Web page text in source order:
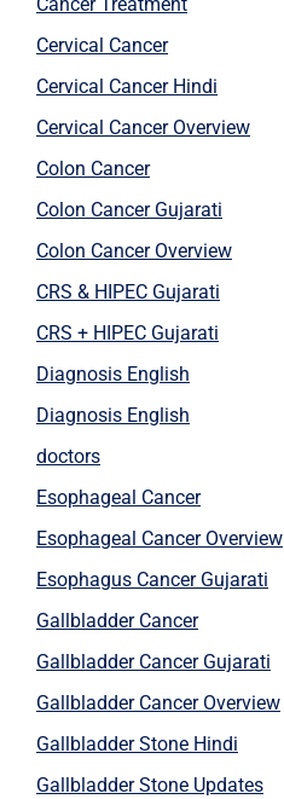
Cancer Treatment
Cervical Cancer
Cervical Cancer Hindi
Cervical Cancer Overview
Colon Cancer
Colon Cancer Gujarati
Colon Cancer Overview
CRS & HIPEC Gujarati
CRS + HIPEC Gujarati
Diagnosis English
Diagnosis English
doctors
Esophageal Cancer
Esophageal Cancer Overview
Esophagus Cancer Gujarati
Gallbladder Cancer
Gallbladder Cancer Gujarati
Gallbladder Cancer Overview
Gallbladder Stone Hindi
Gallbladder Stone Updates